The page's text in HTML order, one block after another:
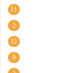
11
2
12
8